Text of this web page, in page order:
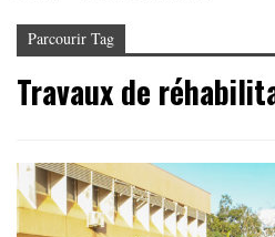
Parcourir Tag
Travaux de